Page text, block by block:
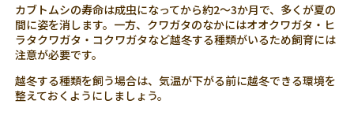
カブトムシの寿命は成虫になってから約2～3か月で、多くが夏の
間に姿を消します。一方、クワガタのなかにはオオクワガタ・ヒ
ラタクワガタ・コクワガタなど越冬する種類がいるため飼育には
注意が必要です。
越冬する種類を飼う場合は、気温が下がる前に越冬できる環境を
整えておくようにしましょう。